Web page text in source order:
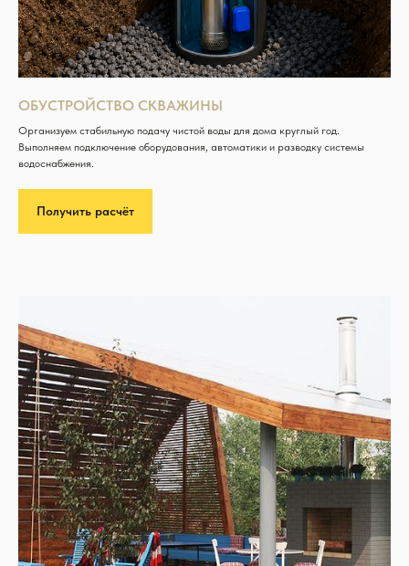
ОБУСТРОЙСТВО СКВАЖИНЫ
Организуем стабильную подачу чистой воды для дома круглый год.
Выполняем подключение оборудования, автоматики и разводку системы
водоснабжения.
Получить расчёт